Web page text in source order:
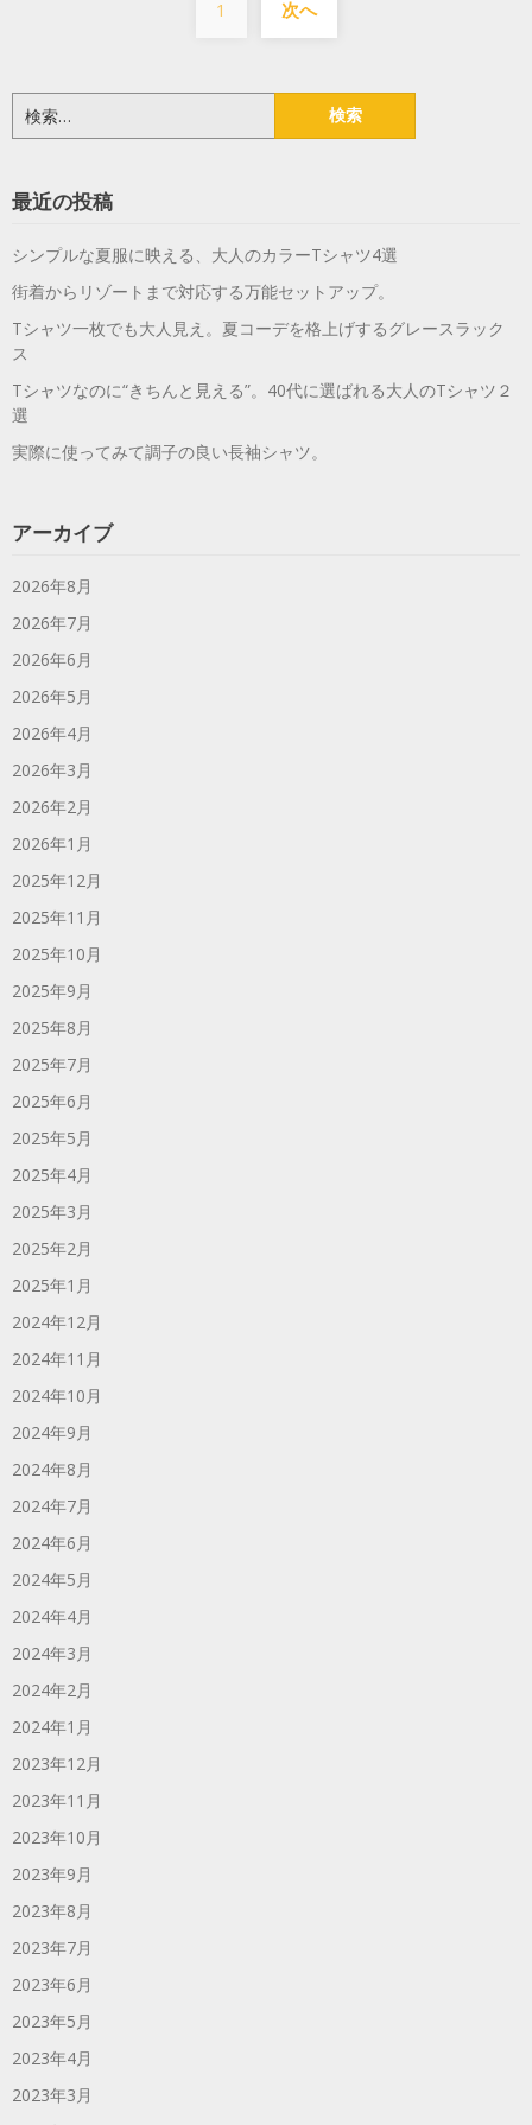
稿
ペ
ー
り
1 次へ
索:
最近の投稿
シンプルな夏服に映える、大人のカラーTシャツ4選
街着からリゾートまで対応する万能セットアップ。
Tシャツ一枚でも大人見え。夏コーデを格上げするグレースラック
ス
Tシャツなのに“きちんと見える”。40代に選ばれる大人のTシャツ２
選
実際に使ってみて調子の良い長袖シャツ。
アーカイブ
2026年8月
2026年7月
2026年6月
2026年5月
2026年4月
2026年3月
2026年2月
2026年1月
2025年12月
2025年11月
2025年10月
2025年9月
2025年8月
2025年7月
2025年6月
2025年5月
2025年4月
2025年3月
2025年2月
2025年1月
2024年12月
2024年11月
2024年10月
2024年9月
2024年8月
2024年7月
2024年6月
2024年5月
2024年4月
2024年3月
2024年2月
2024年1月
2023年12月
2023年11月
2023年10月
2023年9月
2023年8月
2023年7月
2023年6月
2023年5月
2023年4月
2023年3月